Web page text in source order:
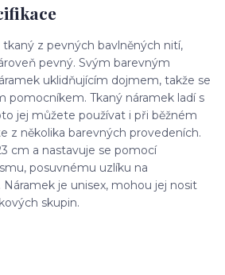
z pevných bavlněných nití,
pevný. Svým barevným
uklidňujícím dojmem, takže se
pomocníkem. Tkaný náramek ladí s
jej můžete používat i při běžném
z několika barevných provedeních.
cm a nastavuje se pomocí
posuvnému uzlíku na
Náramek je unisex, mohou jej nosit
skupin.